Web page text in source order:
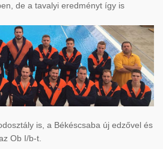
de a tavalyi eredményt így is
is, a Békéscsaba új edzővel és
Ob I/b-t.